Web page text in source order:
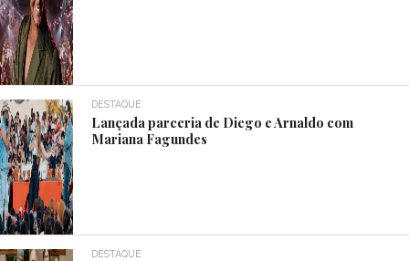
DESTAQUE
Lançada parceria de Diego e Arnaldo com
Mariana Fagundes
DESTAQUE